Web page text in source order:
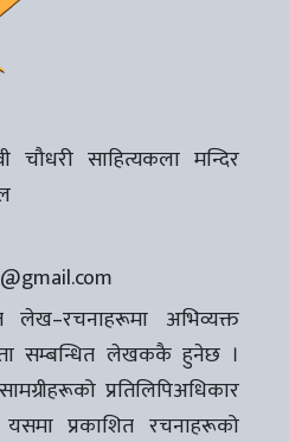
चौधरी साहित्यकला मन्दिर
लेख–रचनाहरूमा अभिव्यक्त
सम्बन्धित लेखककै हुनेछ ।
प्रतिलिपिअधिकार
प्रकाशित रचनाहरूको